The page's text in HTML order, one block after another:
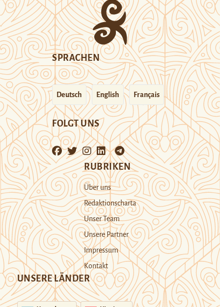
SPRACHEN
Deutsch English Français
FOLGT UNS
RUBRIKEN
Über uns
Redaktionscharta
Unser Team
Unsere Partner
Impressum
Kontakt
UNSERE LÄNDER